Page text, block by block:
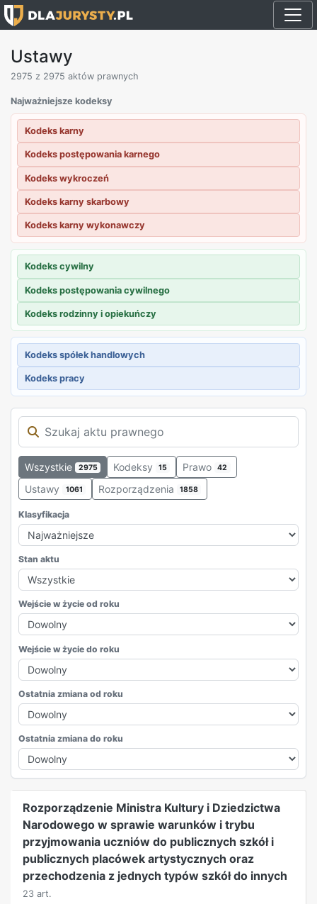
Ustawy
2975 z 2975 aktów prawnych
Najważniejsze kodeksy
Kodeks karny
Kodeks postępowania karnego
Kodeks wykroczeń
Kodeks karny skarbowy
Kodeks karny wykonawczy
Kodeks cywilny
Kodeks postępowania cywilnego
Kodeks rodzinny i opiekuńczy
Kodeks spółek handlowych
Kodeks pracy
Wszystkie 2975 Kodeksy 15 Prawo 42
Ustawy 1061 Rozporządzenia 1858
Klasyfikacja
Stan aktu
Wejście w życie od roku
Wejście w życie do roku
Ostatnia zmiana od roku
Ostatnia zmiana do roku
REKLAMA
Rozporządzenie Ministra Kultury i Dziedzictwa
Narodowego w sprawie warunków i trybu
przyjmowania uczniów do publicznych szkół i
publicznych placówek artystycznych oraz
przechodzenia z jednych typów szkół do innych
23 art.